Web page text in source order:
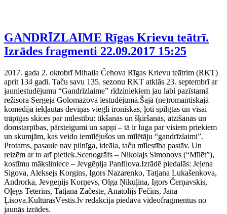
GANDRĪZLAIME Rīgas Krievu teātrī.
Izrādes fragmenti 22.09.2017 15:25
2017. gada 2. oktobrī Mihaila Čehova Rīgas Krievu teātrim (RKT)
aprit 134 gadi. Taču savu 135. sezonu RKT atklās 23. septembrī ar
jauniestudējumu “Gandrīzlaime” rīdziniekiem jau labi pazīstamā
režisora Sergeja Golomazova iestudējumā.Šajā (ne)romantiskajā
komēdijā iekļautas deviņas viegli ironiskas, ļoti spilgtas un visai
trāpīgas skices par mīlestību: tikšanās un šķiršanās, atzīšanās un
domstarpības, pārsteigumi un sapņi – tā ir luga par visiem priekiem
un skumjām, kas veido iemīlējušos un mīlētāju “gandrīzlaimi”.
Protams, pasaule nav pilnīga, ideāla, taču mīlestība pastāv. Un
reizēm ar to arī pietiek.Scenogrāfs – Nikolajs Simonovs (“Mīlēt”),
kostīmu māksliniece – Jevgēņija Panfilova.Izrādē piedalās: Jeļena
Sigova, Aleksejs Korgins, Igors Nazarenko, Tatjana Lukašenkova,
Androrka, Jevgeņijs Korņevs, Olga Ņikuļina, Igors Čerņavskis,
Oļegs Teterins, Tatjana Začeste, Anatolijs Fečins, Jana
Ļisova.KultūrasVēstis.lv redakcija piedāvā videofragmentus no
jaunās izrādes.